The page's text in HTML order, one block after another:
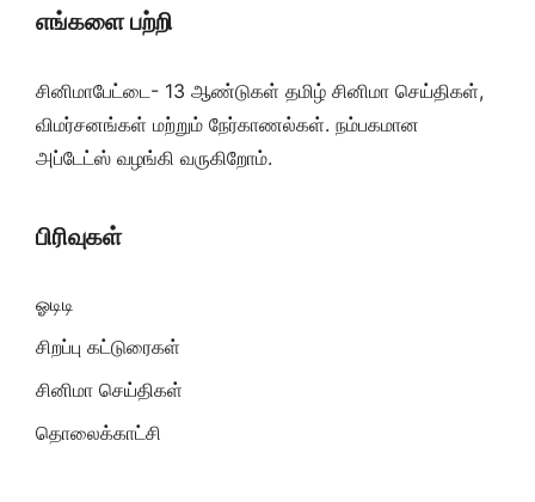
எங்களை பற்றி
சினிமாபேட்டை- 13 ஆண்டுகள் தமிழ் சினிமா செய்திகள்,
விமர்சனங்கள் மற்றும் நேர்காணல்கள். நம்பகமான
அப்டேட்ஸ் வழங்கி வருகிறோம்.
பிரிவுகள்
ஓடிடி
சிறப்பு கட்டுரைகள்
சினிமா செய்திகள்
தொலைக்காட்சி